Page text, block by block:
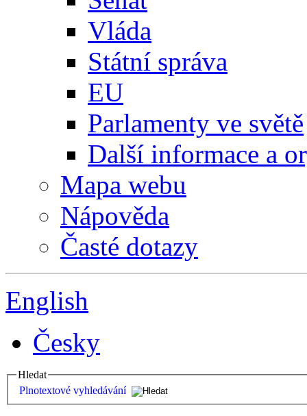
Vláda
Státní správa
EU
Parlamenty ve světě
Další informace a
Mapa webu
Nápověda
Časté dotazy
English
Česky
Hledat
Plnotextové vyhledávání